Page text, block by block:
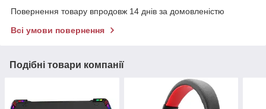
Повернення товару впродовж 14 днів за домовленістю
Всі умови повернення
Подібні товари компанії